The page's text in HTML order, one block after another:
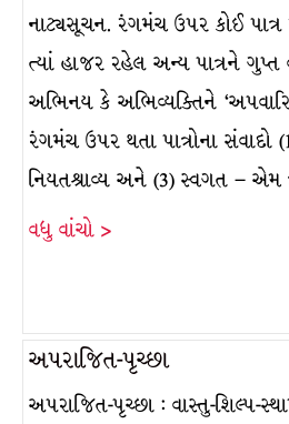
નાટ્યસૂચન. રંગમંચ ઉપર કોઈ પાત્ર
ત્યાં હાજર રહેલ અન્ય પાત્રને
અભિનય કે અભિવ્યક્તિને
રંગમંચ ઉપર થતા પાત્રોના સંવાદો
નિયતશ્રાવ્ય અને (3) સ્વગત – એમ
વધુ વાંચો >
અપરાજિત-પૃચ્છા
અપરાજિત-પૃચ્છા : વાસ્તુ-શિલ્પ-